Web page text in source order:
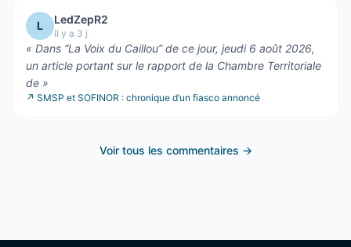
L LedZepR2
Il y a 3 j
« Dans “La Voix du Caillou” de ce jour, jeudi 6 août 2026,
un article portant sur le rapport de la Chambre Territoriale
de »
↗ SMSP et SOFINOR : chronique d’un fiasco annoncé
Voir tous les commentaires →